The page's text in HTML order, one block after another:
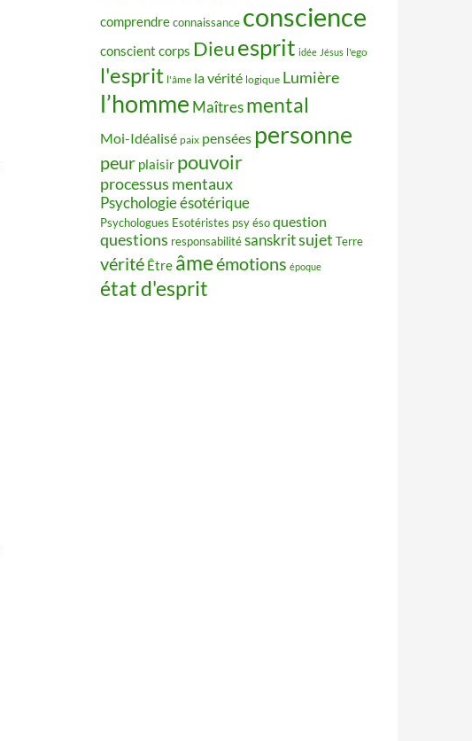
comprendreconnaissance conscience
conscient corps Dieuesprit idée Jésus l'ego
l'esprit l'âme la vérité logique Lumière
l’homme Maîtres mental
Moi-Idéalisé paix pensées personne
peur plaisir pouvoir
processus mentaux
Psychologie ésotérique
Psychologues Esotéristes psy ésoquestion
questions responsabilitésanskritsujet Terre
vérité Être âmeémotions époque
état d'esprit